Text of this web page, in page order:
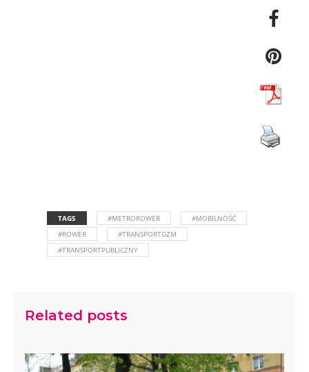
TAGS #METROROWER
#MOBILNOŚĆ
#ROWER
#TRANSPORTGZM
#TRANSPORTPUBLICZNY
Related posts